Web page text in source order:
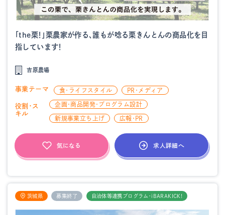
「the栗！」栗農家が作る、誰もが唸る栗きんとんの商品化を目
指しています！
吉原農場
事業テーマ 食・ライフスタイル PR・メディア
役割・ス
キル
企画・商品開発・プログラム設計
新規事業立ち上げ 広報・PR
気になる 求人詳細へ
茨城県 募集終了 自治体等連携プログラム・iBARAKICK!